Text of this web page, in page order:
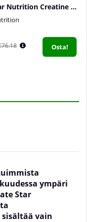
3 x Star Nutrition Creatine Monohydrate, 500 g
Osta!
ympäri
Star
vain